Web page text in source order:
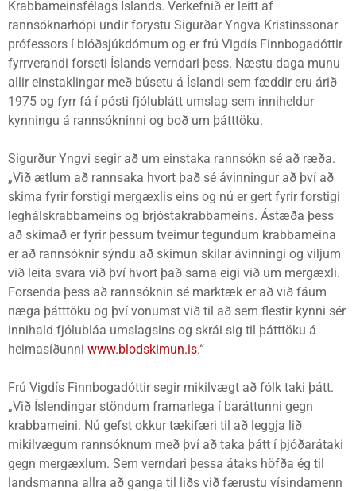
Krabbameinsfélags Íslands. Verkefnið er leitt af
rannsóknarhópi undir forystu Sigurðar Yngva Kristinssonar
prófessors í blóðsjúkdómum og er frú Vigdís Finnbogadóttir
fyrrverandi forseti Íslands verndari þess. Næstu daga munu
allir einstaklingar með búsetu á Íslandi sem fæddir eru árið
1975 og fyrr fá í pósti fjólublátt umslag sem inniheldur
kynningu á rannsókninni og boð um þátttöku.
Sigurður Yngvi segir að um einstaka rannsókn sé að ræða.
„Við ætlum að rannsaka hvort það sé ávinningur að því að
skima fyrir forstigi mergæxlis eins og nú er gert fyrir forstigi
leghálskrabbameins og brjóstakrabbameins. Ástæða þess
að skimað er fyrir þessum tveimur tegundum krabbameina
er að rannsóknir sýndu að skimun skilar ávinningi og viljum
við leita svara við því hvort það sama eigi við um mergæxli.
Forsenda þess að rannsóknin sé marktæk er að við fáum
næga þátttöku og því vonumst við til að sem flestir kynni sér
innihald fjólubláa umslagsins og skrái sig til þátttöku á
heimasíðunni www.blodskimun.is.“
Frú Vigdís Finnbogadóttir segir mikilvægt að fólk taki þátt.
„Við Íslendingar stöndum framarlega í baráttunni gegn
krabbameini. Nú gefst okkur tækifæri til að leggja lið
mikilvægum rannsóknum með því að taka þátt í þjóðarátaki
gegn mergæxlum. Sem verndari þessa átaks höfða ég til
landsmanna allra að ganga til liðs við færustu vísindamenn